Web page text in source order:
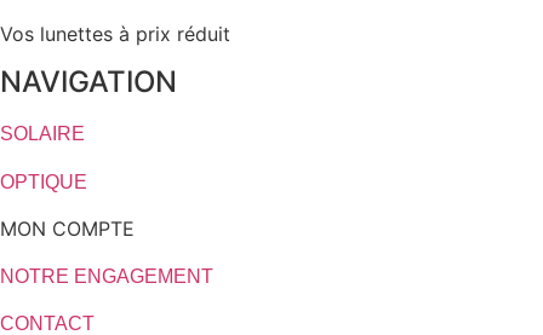
Vos lunettes à prix réduit
NAVIGATION
SOLAIRE
OPTIQUE
MON COMPTE
NOTRE ENGAGEMENT
CONTACT